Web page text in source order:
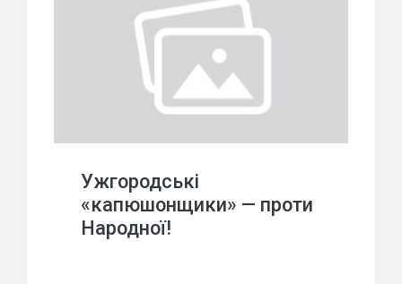
Ужгородські
«капюшонщики» — проти
Народної!